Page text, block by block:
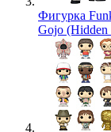
Фигурка
Gojo (Hidden